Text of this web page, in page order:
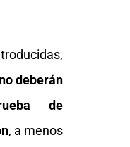
deberán
de
, a menos